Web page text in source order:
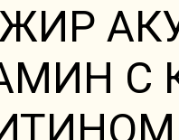
С